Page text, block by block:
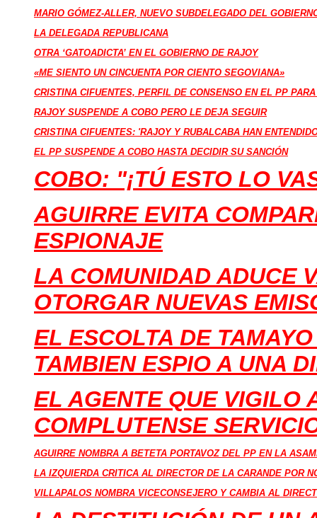
MARIO GÓMEZ-ALLER, NUEVO SUBDELEGADO DEL
LA DELEGADA REPUBLICANA
OTRA ‘GATOADICTA’ EN EL GOBIERNO DE RAJOY
«ME SIENTO UN CINCUENTA POR CIENTO SEGOVIANA»
CRISTINA CIFUENTES, PERFIL DE CONSENSO EN EL PP
RAJOY SUSPENDE A COBO PERO LE DEJA SEGUIR
CRISTINA CIFUENTES: 'RAJOY Y RUBALCABA HAN
EL PP SUSPENDE A COBO HASTA DECIDIR SU SANCIÓN
COBO: "¡TÚ ESTO LO
AGUIRRE EVITA
ESPIONAJE
LA COMUNIDAD ADUCE
OTORGAR NUEVAS
EL ESCOLTA DE
TAMBIEN ESPIO A UNA
EL AGENTE QUE VIGILO
COMPLUTENSE
AGUIRRE NOMBRA A BETETA PORTAVOZ DEL PP EN LA
LA IZQUIERDA CRITICA AL DIRECTOR DE LA CARANDE POR
VILLAPALOS NOMBRA VICECONSEJERO Y CAMBIA AL